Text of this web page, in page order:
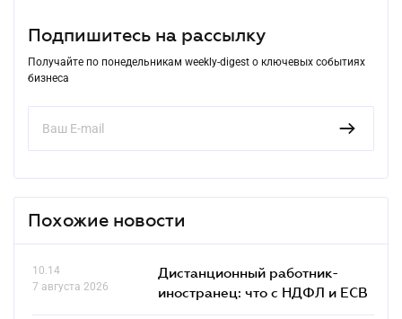
Подпишитесь на рассылку
Получайте по понедельникам weekly-digest о ключевых событиях
бизнеса
Похожие новости
10.14
7 августа 2026
Дистанционный работник-
иностранец: что с НДФЛ и ЕСВ